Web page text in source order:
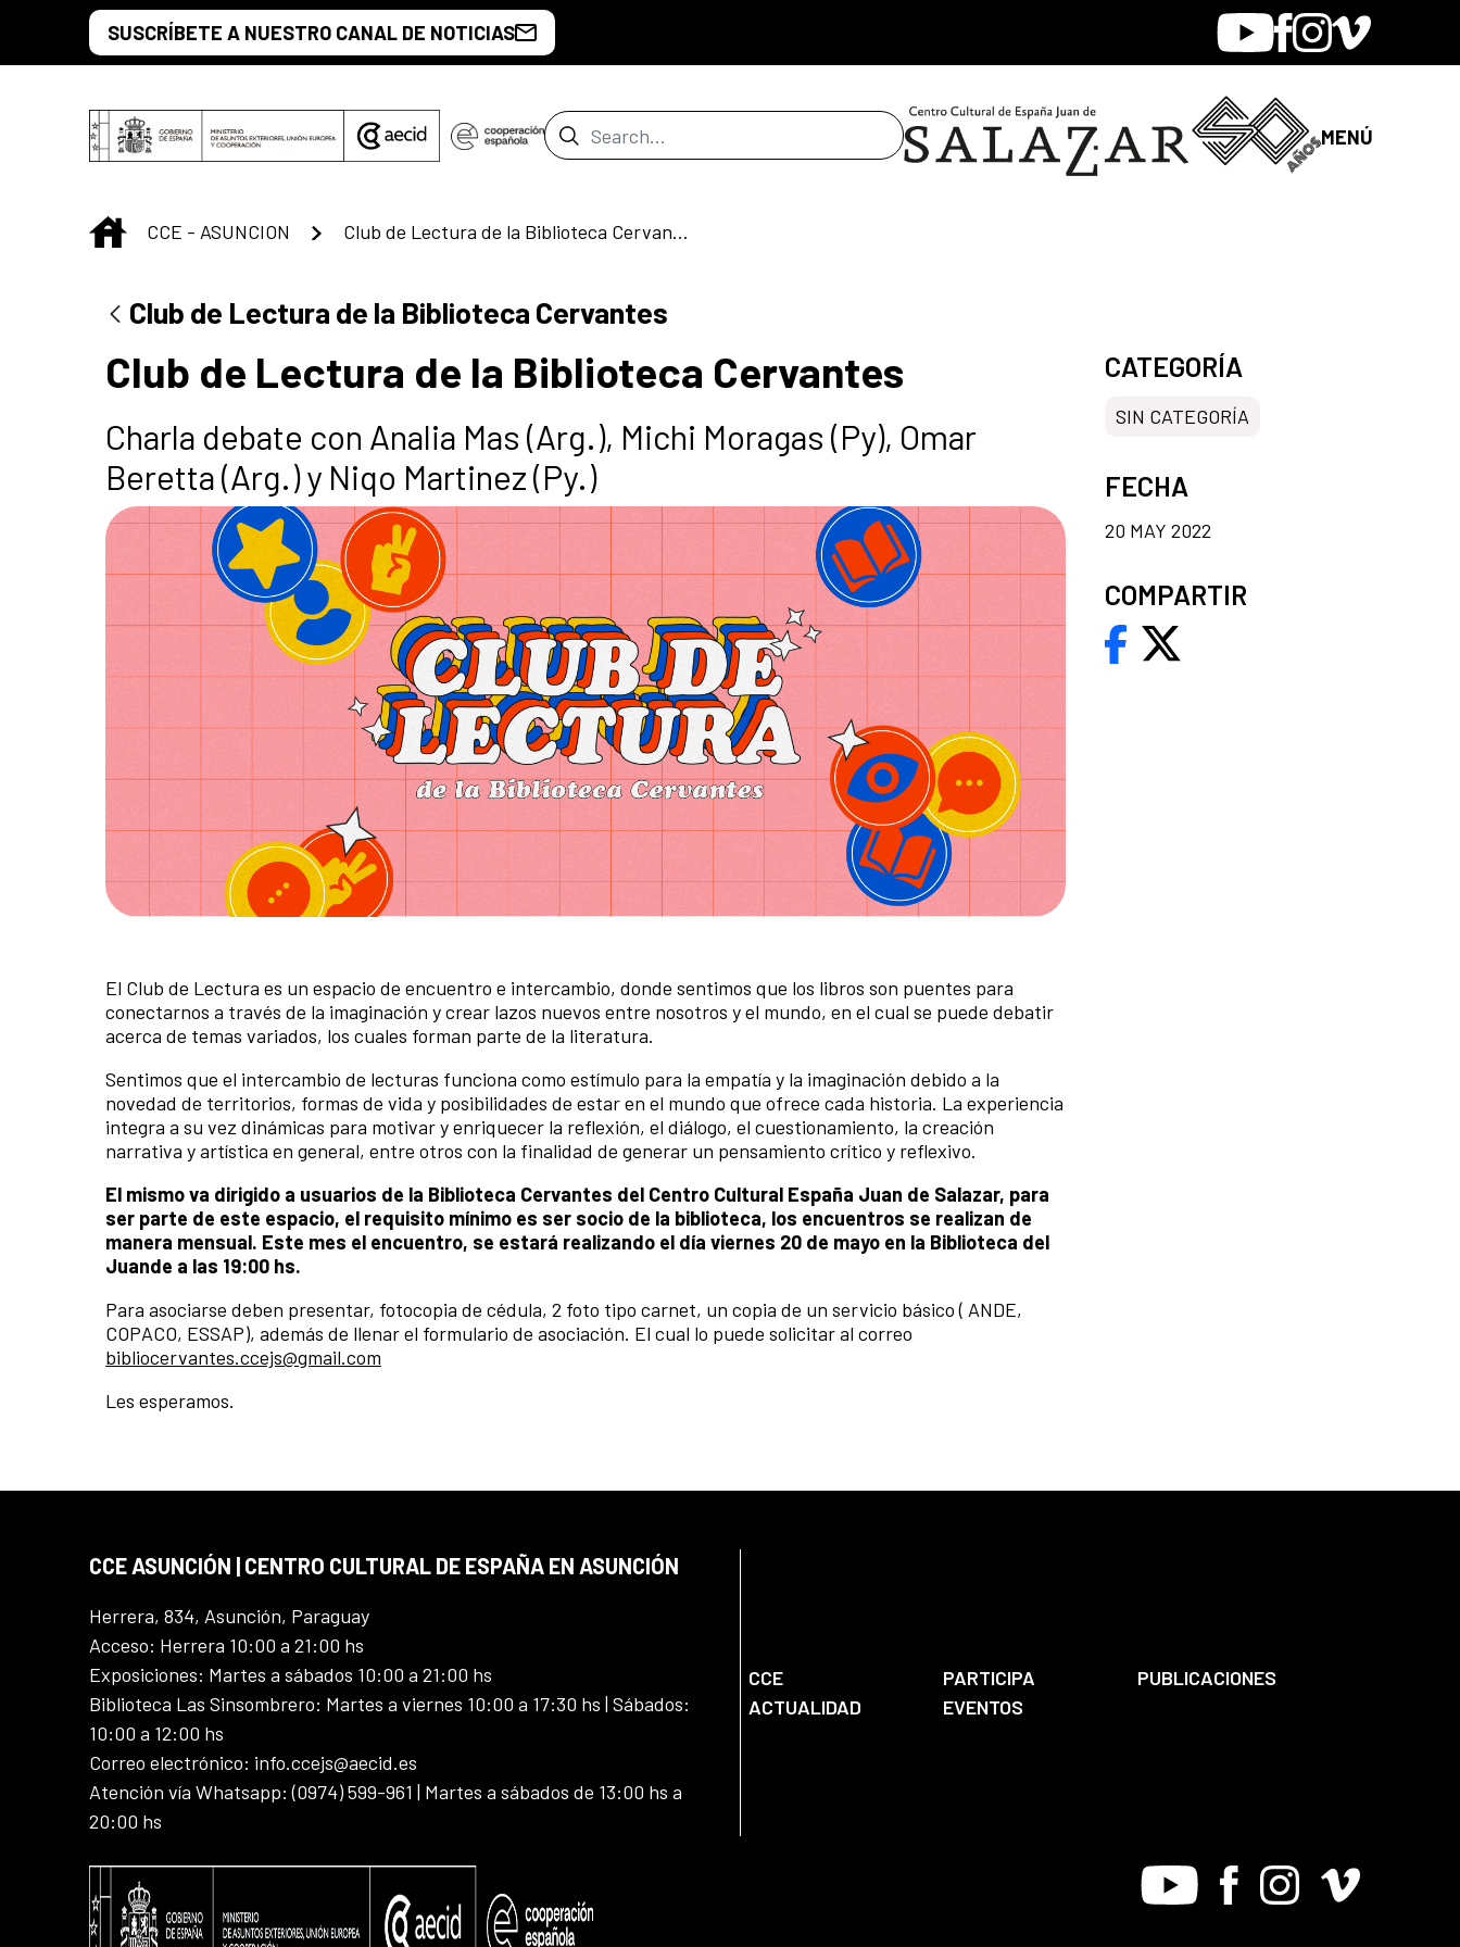
Skip to Main ContentSUSCRÍBETE A NUESTRO CANAL DE NOTICIAS YoutubeFacebook
Instagram
Vimeo
Search Bar MENÚ
INICIO
CCE - ASUNCION Club de Lectura de la Biblioteca Cervantes
Club de Lectura de la Biblioteca Cervantes
Club de Lectura de la Biblioteca Cervantes
Charla debate con Analia Mas (Arg.), Michi Moragas (Py), Omar
Beretta (Arg.) y Niqo Martinez (Py.)
El Club de Lectura es un espacio de encuentro e intercambio, donde sentimos que los libros son puentes para
conectarnos a través de la imaginación y crear lazos nuevos entre nosotros y el mundo, en el cual se puede debatir
acerca de temas variados, los cuales forman parte de la literatura.
Sentimos que el intercambio de lecturas funciona como estímulo para la empatía y la imaginación debido a la
novedad de territorios, formas de vida y posibilidades de estar en el mundo que ofrece cada historia. La experiencia
integra a su vez dinámicas para motivar y enriquecer la reflexión, el diálogo, el cuestionamiento, la creación
narrativa y artística en general, entre otros con la finalidad de generar un pensamiento crítico y reflexivo.
El mismo va dirigido a usuarios de la Biblioteca Cervantes del Centro Cultural España Juan de Salazar, para
ser parte de este espacio, el requisito mínimo es ser socio de la biblioteca, los encuentros se realizan de
manera mensual. Este mes el encuentro, se estará realizando el día viernes 20 de mayo en la Biblioteca del
Juande a las 19:00 hs.
Para asociarse deben presentar, fotocopia de cédula, 2 foto tipo carnet, un copia de un servicio básico ( ANDE,
COPACO, ESSAP), además de llenar el formulario de asociación. El cual lo puede solicitar al correo
bibliocervantes.ccejs@gmail.com
Les esperamos.
CATEGORÍA
SIN CATEGORÍA
FECHA
20 MAY 2022
COMPARTIR
CCE ASUNCIÓN | CENTRO CULTURAL DE ESPAÑA EN ASUNCIÓN
Herrera, 834, Asunción, Paraguay
Acceso: Herrera 10:00 a 21:00 hs
Exposiciones: Martes a sábados 10:00 a 21:00 hs
Biblioteca Las Sinsombrero: Martes a viernes 10:00 a 17:30 hs | Sábados:
10:00 a 12:00 hs
Correo electrónico: info.ccejs@aecid.es
Atención vía Whatsapp: (0974) 599-961 | Martes a sábados de 13:00 hs a
20:00 hs
CCE PARTICIPA
PUBLICACIONES
ACTUALIDAD
EVENTOS
Youtube FacebookInstagram
Vimeo